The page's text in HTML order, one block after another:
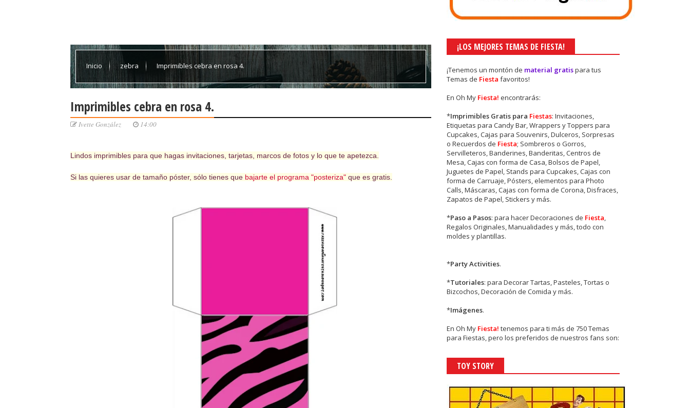
Inicio zebra Imprimibles cebra en rosa 4.
Imprimibles cebra en rosa 4.
Ivette González 14:00
Lindos imprimibles para que hagas invitaciones, tarjetas, marcos de fotos y lo que te apetezca.
Si las quieres usar de tamaño póster, sólo tienes que bajarte el programa "posteriza" que es gratis.
¡LOS MEJORES TEMAS DE FIESTA!
¡Tenemos un montón de material gratispara tus
Temas de Fiestafavoritos!
En Oh My Fiesta!encontrarás:
*Imprimibles Gratis para Fiestas: Invitaciones,
Etiquetas para Candy Bar, Wrappers y Toppers para
Cupcakes, Cajas para Souvenirs, Dulceros, Sorpresas
o Recuerdos de Fiesta; Sombreros o Gorros,
Servilleteros, Banderines, Banderitas, Centros de
Mesa, Cajas con forma de Casa, Bolsos de Papel,
Juguetes de Papel, Stands para Cupcakes, Cajas con
forma de Carruaje, Pósters, elementos para Photo
Calls, Máscaras, Cajas con forma de Corona, Disfraces,
Zapatos de Papel, Stickers y más.
*Paso a Pasos: para hacer Decoraciones de Fiesta,
Regalos Originales, Manualidades y más, todo con
moldes y plantillas.
*Party Activities.
*Tutoriales: para Decorar Tartas, Pasteles, Tortas o
Bizcochos, Decoración de Comida y más.
*Imágenes.
EnOh My Fiesta! tenemos para ti más de 750 Temas
para Fiestas, pero los preferidos de nuestros fans son:
TOY STORY